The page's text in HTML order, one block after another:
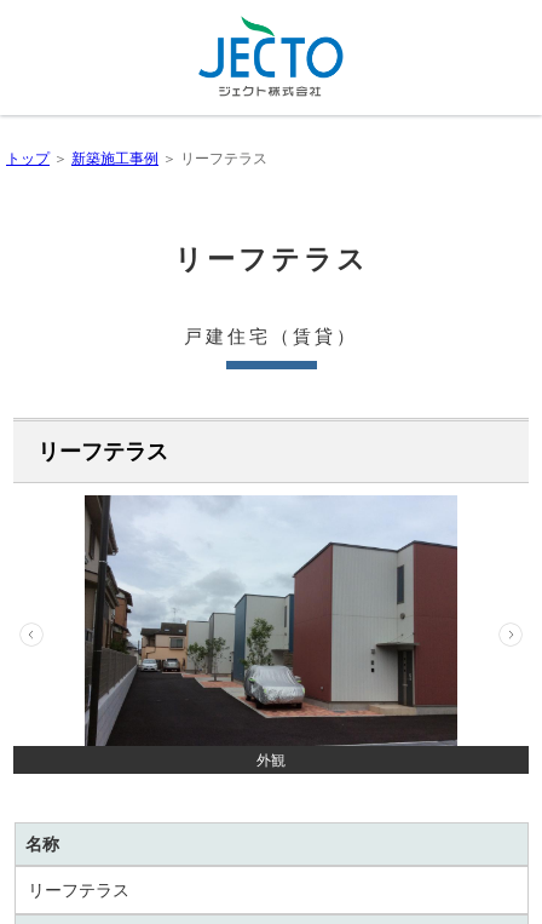
トップ＞ 新築施工事例 ＞ リーフテラス
リーフテラス
戸建住宅（賃貸）
リーフテラス
外観
名称
リーフテラス